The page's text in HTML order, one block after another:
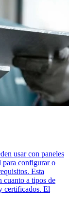
usar con paneles
para configurar o
Esta
cuanto a tipos de
certificados. El